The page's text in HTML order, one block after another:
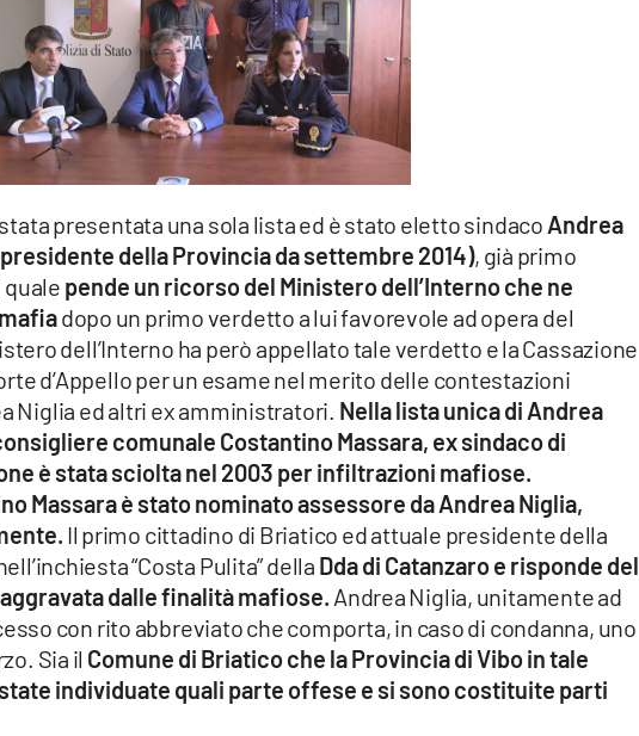
presentata una sola lista ed è stato eletto sindaco Andrea
della Provincia da settembre 2014), già primo
quale pende un ricorso del Ministero dell’Interno che ne
dopo un primo verdetto a lui favorevole ad opera del
dell’Interno ha però appellato tale verdetto e la Cassazione
d’Appello per un esame nel merito delle contestazioni
Niglia ed altri ex amministratori. Nella lista unica di Andrea
comunale Costantino Massara, ex sindaco di
è stata sciolta nel 2003 per infiltrazioni mafiose.
Massara è stato nominato assessore da Andrea Niglia,
Il primo cittadino di Briatico ed attuale presidente della
“Costa Pulita” della Dda di Catanzaro e risponde del
dalle finalità mafiose. Andrea Niglia, unitamente ad
con rito abbreviato che comporta, in caso di condanna, uno
Sia il Comune di Briatico che la Provincia di Vibo in tale
individuate quali parte offese e si sono costituite parti